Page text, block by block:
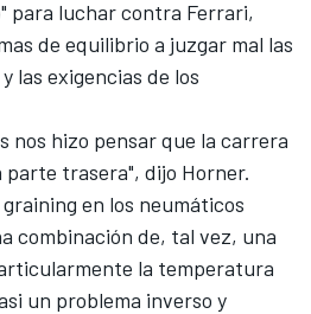
para luchar contra Ferrari,
de equilibrio a juzgar mal las
las exigencias de los
nos hizo pensar que la carrera
parte trasera", dijo Horner.
en los neumáticos
combinación de, tal vez, una
la temperatura
un problema inverso y